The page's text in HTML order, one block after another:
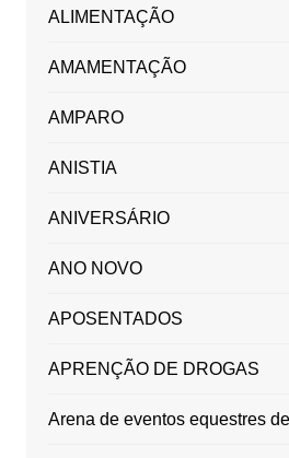
ALIMENTAÇÃO
AMAMENTAÇÃO
AMPARO
ANISTIA
ANIVERSÁRIO
ANO NOVO
APOSENTADOS
APRENÇÃO DE DROGAS
Arena de eventos equestres